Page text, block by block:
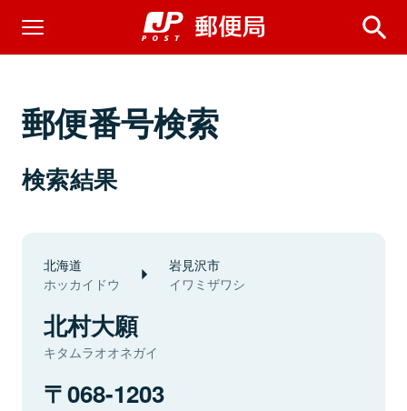
郵便番号検索
検索結果
北海道
ホッカイドウ
岩見沢市
イワミザワシ
北村大願
キタムラオオネガイ
068-1203